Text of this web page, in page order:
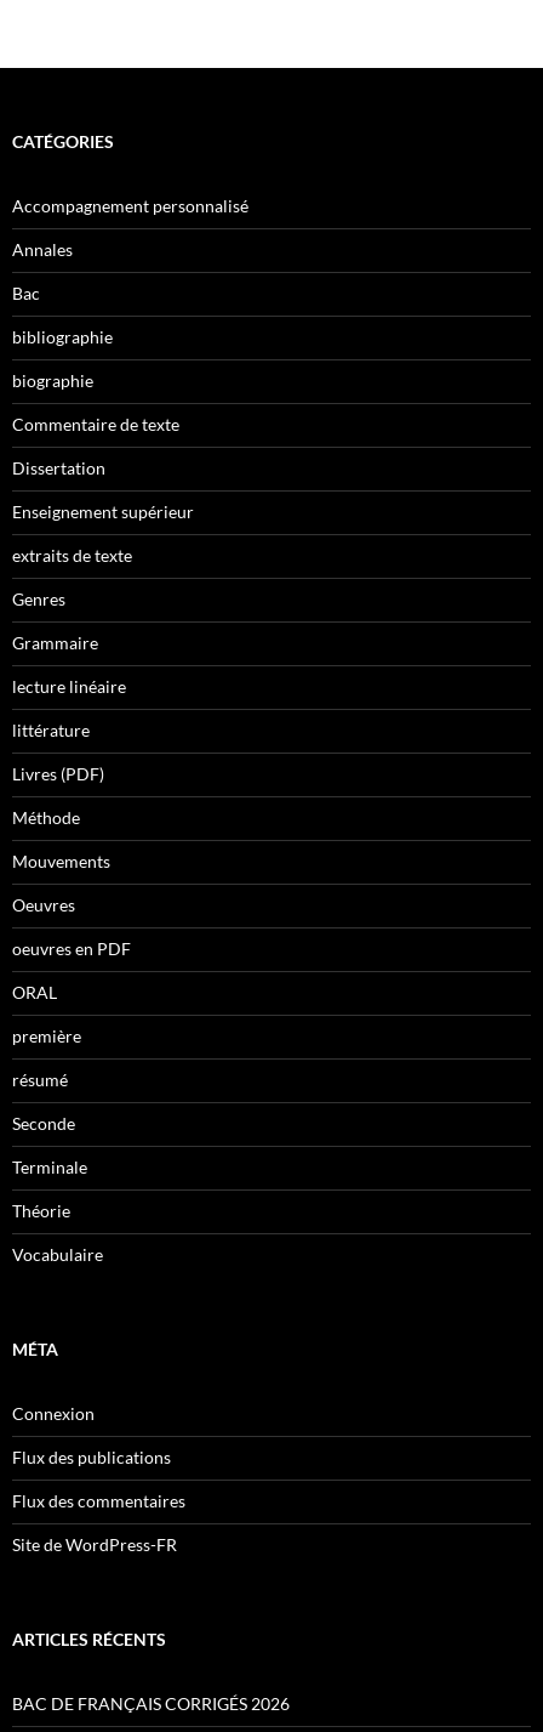
CATÉGORIES
Accompagnement personnalisé
Annales
Bac
bibliographie
biographie
Commentaire de texte
Dissertation
Enseignement supérieur
extraits de texte
Genres
Grammaire
lecture linéaire
littérature
Livres (PDF)
Méthode
Mouvements
Oeuvres
oeuvres en PDF
ORAL
première
résumé
Seconde
Terminale
Théorie
Vocabulaire
MÉTA
Connexion
Flux des publications
Flux des commentaires
Site de WordPress-FR
ARTICLES RÉCENTS
BAC DE FRANÇAIS CORRIGÉS 2026